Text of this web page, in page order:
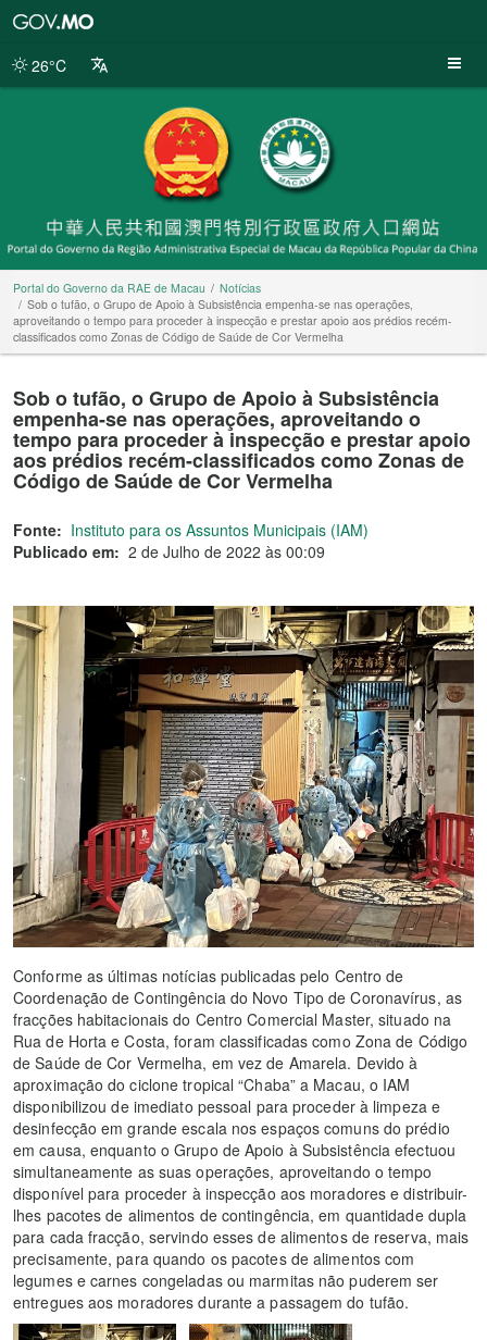
da
26°C
Portal do Governo da RAE de Macau
Notícias
Sob o tufão, o Grupo de Apoio à Subsistência empenha-se nas operações,
aproveitando o tempo para proceder à inspecção e prestar apoio aos prédios recém-
classificados como Zonas de Código de Saúde de Cor Vermelha
Sob o tufão, o Grupo de Apoio à Subsistência
empenha-se nas operações, aproveitando o
tempo para proceder à inspecção e prestar apoio
aos prédios recém-classificados como Zonas de
Código de Saúde de Cor Vermelha
Fonte: Instituto para os Assuntos Municipais (IAM)
Publicado em: 2 de Julho de 2022 às 00:09
Conforme as últimas notícias publicadas pelo Centro de
Coordenação de Contingência do Novo Tipo de Coronavírus, as
fracções habitacionais do Centro Comercial Master, situado na
Rua de Horta e Costa, foram classificadas como Zona de Código
de Saúde de Cor Vermelha, em vez de Amarela. Devido à
aproximação do ciclone tropical “Chaba” a Macau, o IAM
disponibilizou de imediato pessoal para proceder à limpeza e
desinfecção em grande escala nos espaços comuns do prédio
em causa, enquanto o Grupo de Apoio à Subsistência efectuou
simultaneamente as suas operações, aproveitando o tempo
disponível para proceder à inspecção aos moradores e distribuir-
lhes pacotes de alimentos de contingência, em quantidade dupla
para cada fracção, servindo esses de alimentos de reserva, mais
precisamente, para quando os pacotes de alimentos com
legumes e carnes congeladas ou marmitas não puderem ser
entregues aos moradores durante a passagem do tufão.